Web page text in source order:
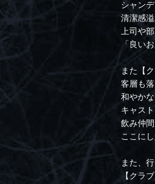
シャン
清潔感
上司や
「良い
また【
客層も
和やか
キャス
飲み仲
ここに
また、
【クラ